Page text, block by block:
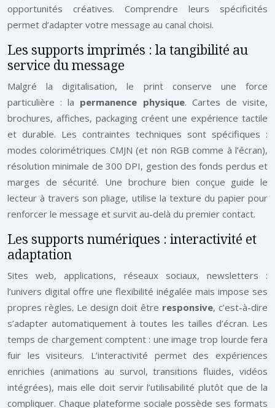
opportunités créatives. Comprendre leurs spécificités
permet d’adapter votre message au canal choisi.
Les supports imprimés : la tangibilité au
service du message
Malgré la digitalisation, le print conserve une force
particulière : la permanence physique. Cartes de visite,
brochures, affiches, packaging créent une expérience tactile
et durable. Les contraintes techniques sont spécifiques :
modes colorimétriques CMJN (et non RGB comme à l’écran),
résolution minimale de 300 DPI, gestion des fonds perdus et
marges de sécurité. Une brochure bien conçue guide le
lecteur à travers son pliage, utilise la texture du papier pour
renforcer le message et survit au-delà du premier contact.
Les supports numériques : interactivité et
adaptation
Sites web, applications, réseaux sociaux, newsletters :
l’univers digital offre une flexibilité inégalée mais impose ses
propres règles. Le design doit être responsive, c’est-à-dire
s’adapter automatiquement à toutes les tailles d’écran. Les
temps de chargement comptent : une image trop lourde fera
fuir les visiteurs. L’interactivité permet des expériences
enrichies (animations au survol, transitions fluides, vidéos
intégrées), mais elle doit servir l’utilisabilité plutôt que de la
compliquer. Chaque plateforme sociale possède ses formats